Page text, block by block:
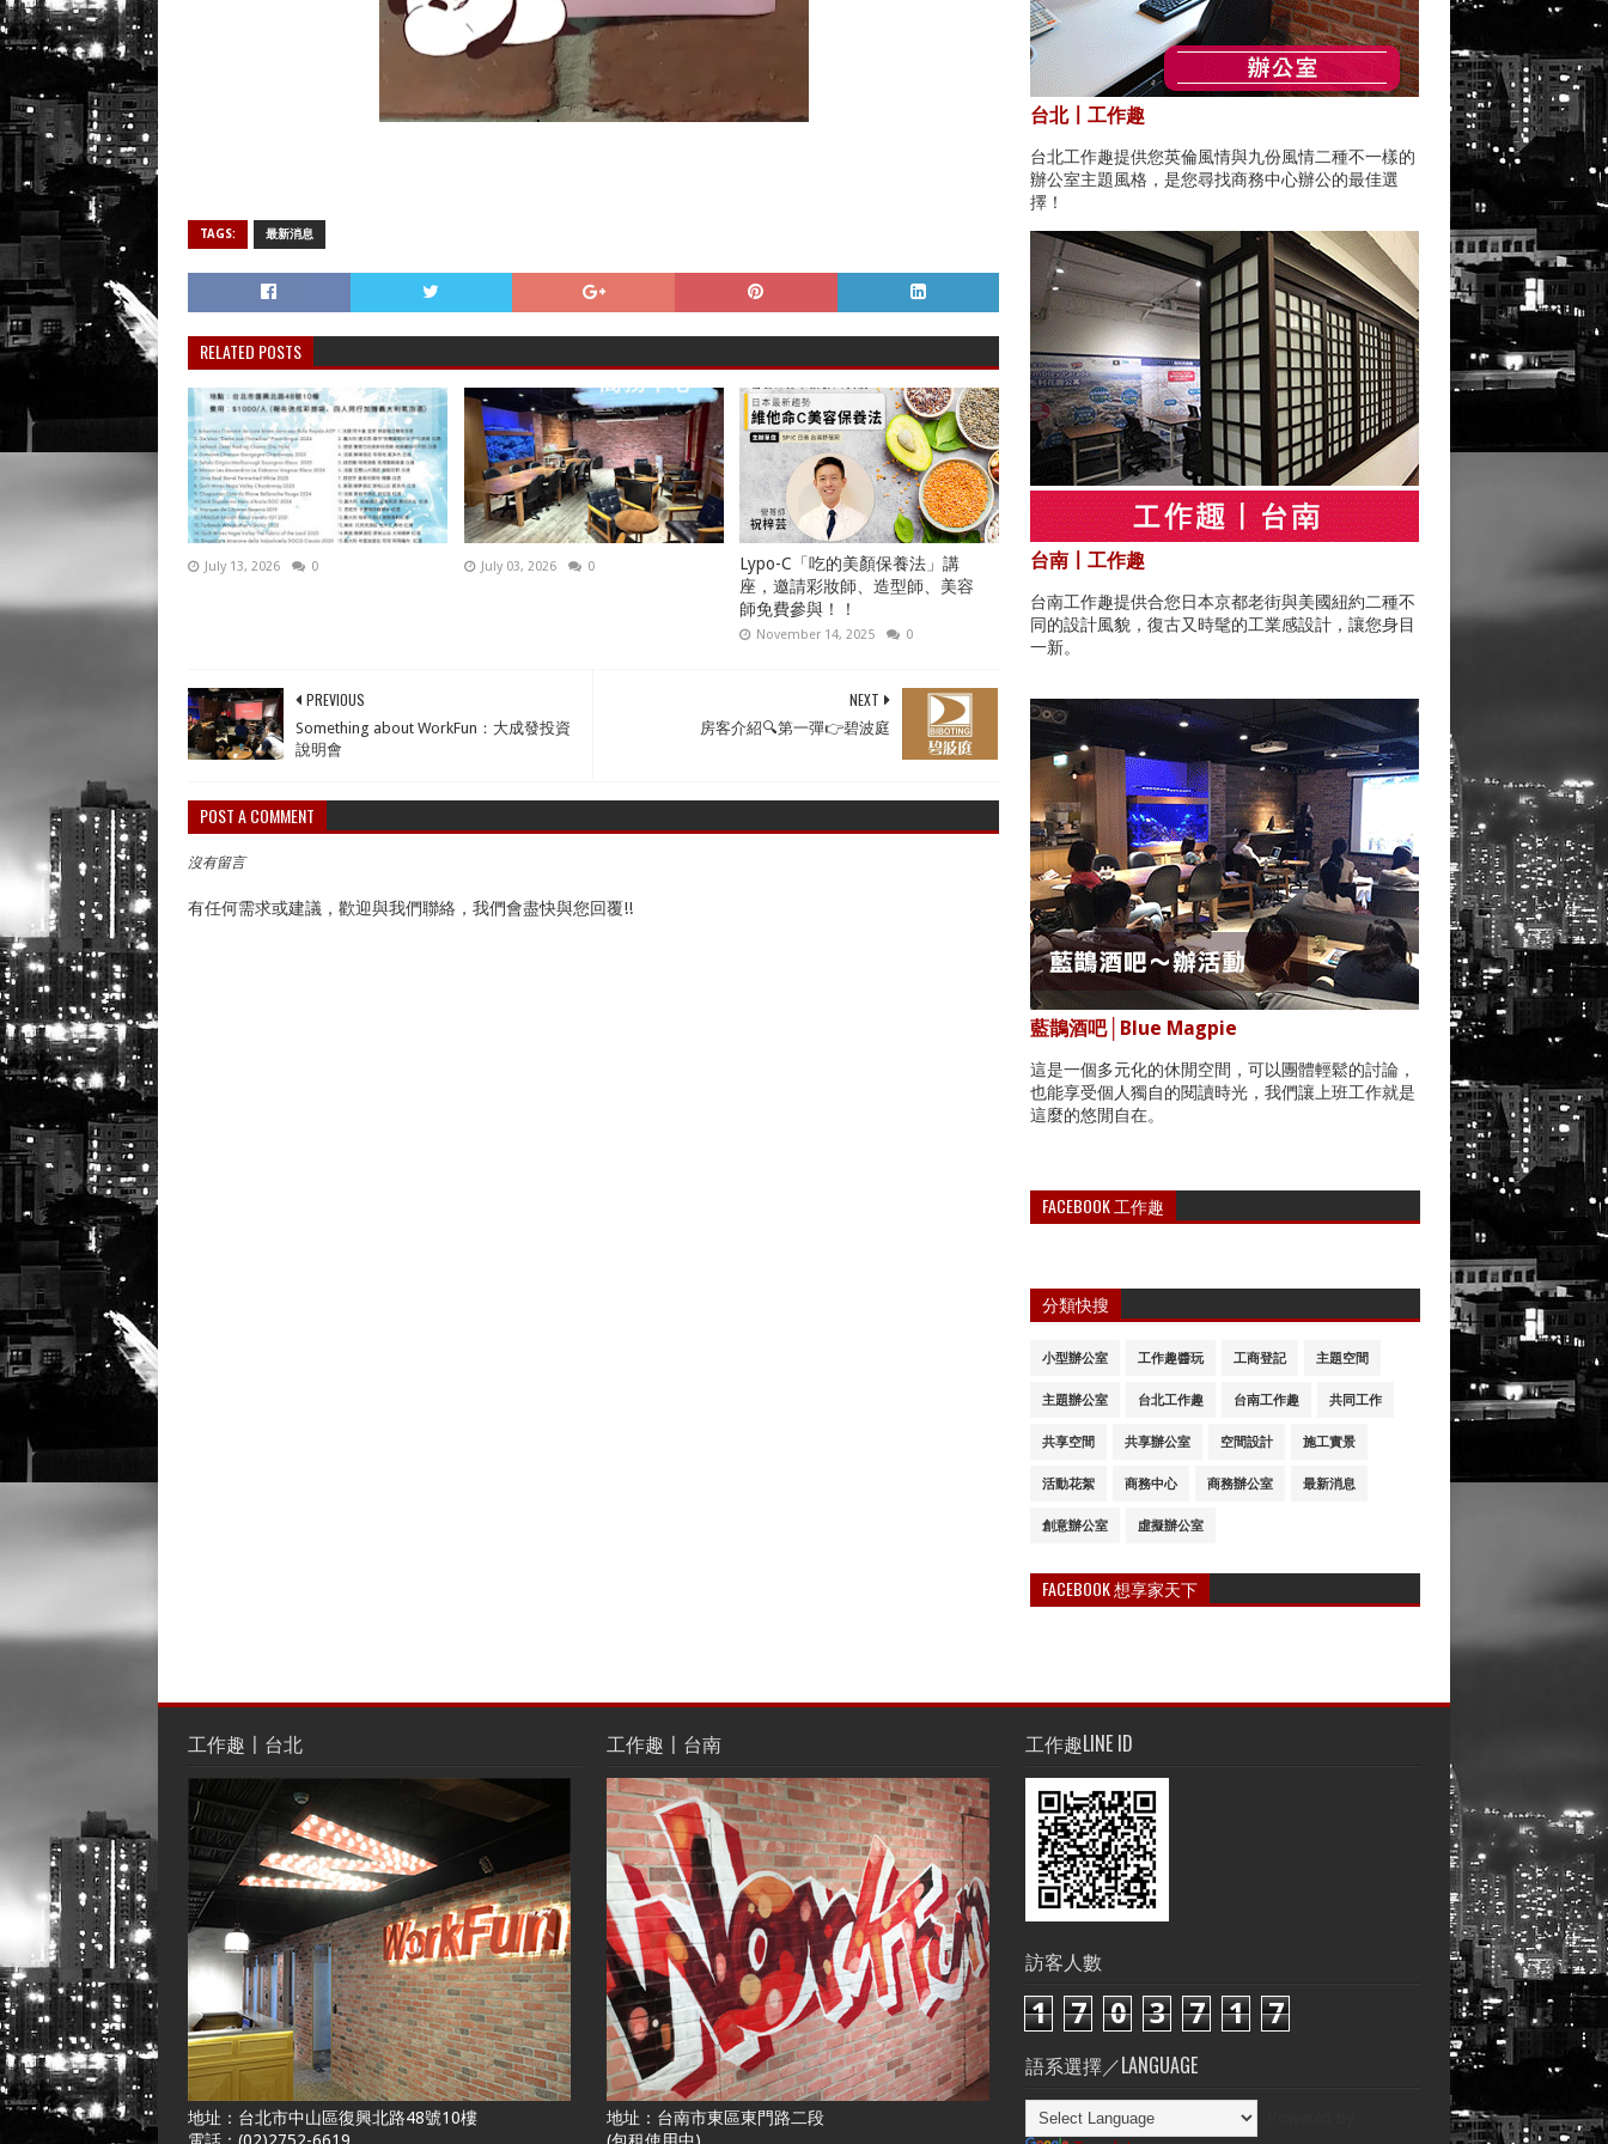
TAGS: 最新消息
RELATED POSTS
July 13, 2026 0 July 03, 2026 0
Lypo-C「吃的美顏保養法」講
座，邀請彩妝師、造型師、美容
師免費參與！！
November 14, 2025 0
NEXT
房客介紹🔍第一彈👉碧波庭
PREVIOUS
Something about WorkFun：大成發投資
說明會
POST A COMMENT
沒有留言
有任何需求或建議，歡迎與我們聯絡，我們會盡快與您回覆!!
台北〡工作趣
台北工作趣提供您英倫風情與九份風情二種不一樣的
辦公室主題風格，是您尋找商務中心辦公的最佳選
擇！
台南〡工作趣
台南工作趣提供合您日本京都老街與美國紐約二種不
同的設計風貌，復古又時髦的工業感設計，讓您身目
一新。
藍鵲酒吧│Blue Magpie
這是一個多元化的休閒空間，可以團體輕鬆的討論，
也能享受個人獨自的閱讀時光，我們讓上班工作就是
這麼的悠閒自在。
FACEBOOK 工作趣
分類快搜
小型辦公室 工作趣醬玩 工商登記 主題空間
主題辦公室 台北工作趣 台南工作趣 共同工作
共享空間 共享辦公室 空間設計 施工實景
活動花絮 商務中心 商務辦公室 最新消息
創意辦公室 虛擬辦公室
FACEBOOK 想享家天下
工作趣〡台北
地址：台北市中山區復興北路48號10樓
工作趣〡台南
地址：台南市東區東門路二段
工作趣LINE ID
訪客人數
1 7 0 3 7 1 7
語系選擇／LANGUAGE